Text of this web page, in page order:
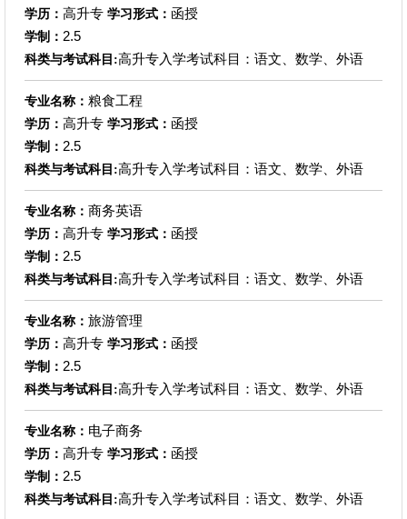
学历： 高升专 学习形式： 函授
学制： 2.5
科类与考试科目:高升专入学考试科目：语文、数学、外语
专业名称： 粮食工程
学历： 高升专 学习形式： 函授
学制： 2.5
科类与考试科目:高升专入学考试科目：语文、数学、外语
专业名称： 商务英语
学历： 高升专 学习形式： 函授
学制： 2.5
科类与考试科目:高升专入学考试科目：语文、数学、外语
专业名称： 旅游管理
学历： 高升专 学习形式： 函授
学制： 2.5
科类与考试科目:高升专入学考试科目：语文、数学、外语
专业名称： 电子商务
学历： 高升专 学习形式： 函授
学制： 2.5
科类与考试科目:高升专入学考试科目：语文、数学、外语